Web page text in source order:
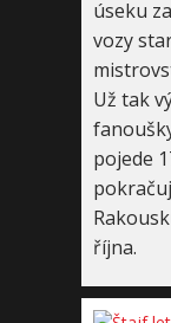
úseku
vozy
Už tak
pojede
října.